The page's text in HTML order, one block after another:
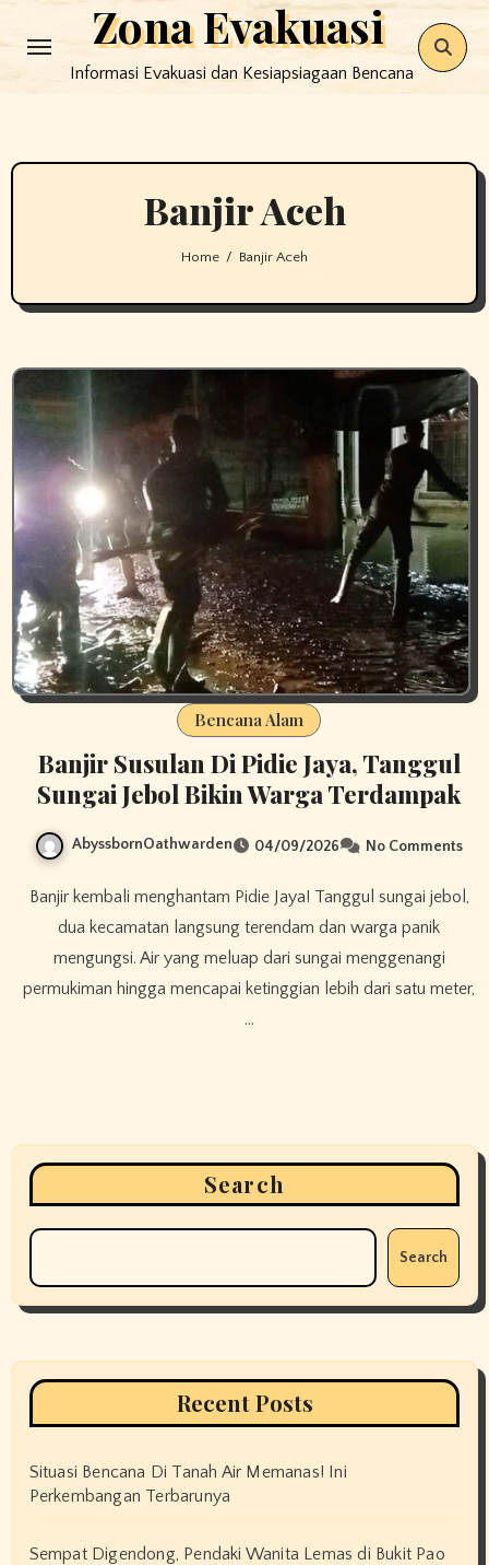
to
Zona Evakuasi
Informasi Evakuasi dan Kesiapsiagaan Bencana
Banjir Aceh
Home Banjir Aceh
Bencana Alam
Banjir Susulan Di Pidie Jaya, Tanggul
Sungai Jebol Bikin Warga Terdampak
AbyssbornOathwarden 04/09/2026 No Comments
Banjir kembali menghantam Pidie Jaya! Tanggul sungai jebol,
dua kecamatan langsung terendam dan warga panik
mengungsi. Air yang meluap dari sungai menggenangi
permukiman hingga mencapai ketinggian lebih dari satu meter,
…
Search
Search
Recent Posts
Situasi Bencana Di Tanah Air Memanas! Ini
Perkembangan Terbarunya
Sempat Digendong, Pendaki Wanita Lemas di Bukit Pao